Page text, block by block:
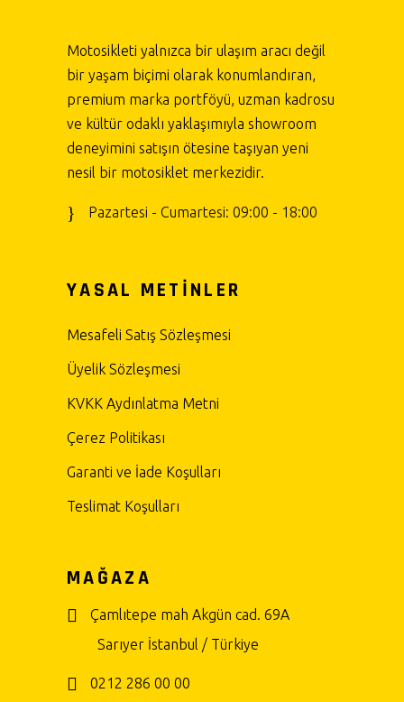
Motosikleti yalnızca bir ulaşım aracı değil
bir yaşam biçimi olarak konumlandıran,
premium marka portföyü, uzman kadrosu
ve kültür odaklı yaklaşımıyla showroom
deneyimini satışın ötesine taşıyan yeni
nesil bir motosiklet merkezidir.
Pazartesi - Cumartesi: 09:00 - 18:00
YASAL METİNLER
Mesafeli Satış Sözleşmesi
Üyelik Sözleşmesi
KVKK Aydınlatma Metni
Çerez Politikası
Garanti ve İade Koşulları
Teslimat Koşulları
MAĞAZA
Çamlıtepe mah Akgün cad. 69A
Sarıyer İstanbul / Türkiye
0212 286 00 00